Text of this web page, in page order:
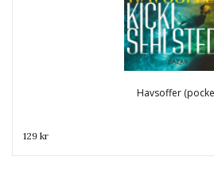
Havsoffer
129 kr